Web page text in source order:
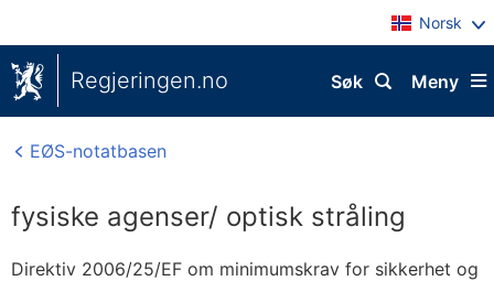
Norsk
Regjeringen.no Meny
Søk
EØS-notatbasen
fysiske agenser/ optisk stråling
Direktiv 2006/25/EF om minimumskrav for sikkerhet og